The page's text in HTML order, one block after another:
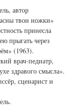
автор
твои ножки»
принесла
прыгать через
(1963).
врач-педиатр,
здравого смысла».
сценарист и